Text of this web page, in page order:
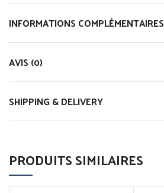
INFORMATIONS COMPLÉMENTAIRES
AVIS (0)
SHIPPING & DELIVERY
PRODUITS SIMILAIRES